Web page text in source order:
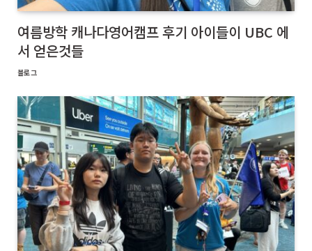
여름방학 캐나다영어캠프 후기 아이들이 UBC 에
서 얻은것들
블로그